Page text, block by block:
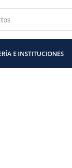
E INSTITUCIONES